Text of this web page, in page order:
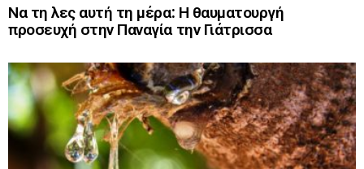
Να τη λες αυτή τη μέρα: Η θαυματουργή
προσευχή στην Παναγία την Γιάτρισσα